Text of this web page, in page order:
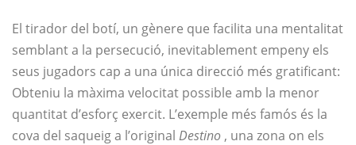
El tirador del botí, un gènere que facilita una mentalitat
semblant a la persecució, inevitablement empeny els
seus jugadors cap a una única direcció més gratificant:
Obteniu la màxima velocitat possible amb la menor
quantitat d’esforç exercit. L’exemple més famós és la
cova del saqueig a l’original Destino , una zona on els